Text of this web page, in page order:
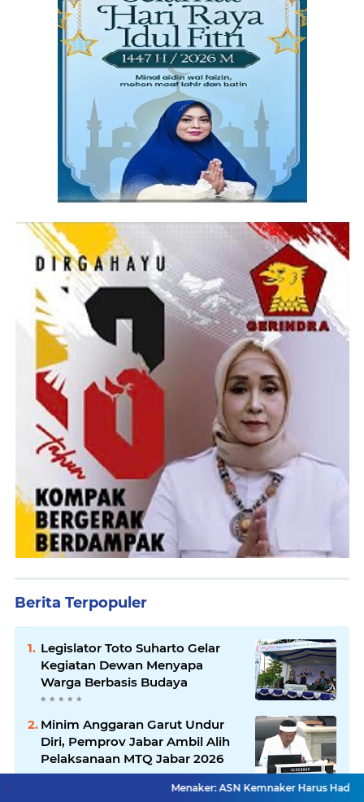
Berita Terpopuler
Legislator Toto Suharto Gelar
Kegiatan Dewan Menyapa
Warga Berbasis Budaya
Minim Anggaran Garut Undur
Diri, Pemprov Jabar Ambil Alih
Pelaksanaan MTQ Jabar 2026
Menaker: ASN Kemnaker Harus Hadirkan Dampak